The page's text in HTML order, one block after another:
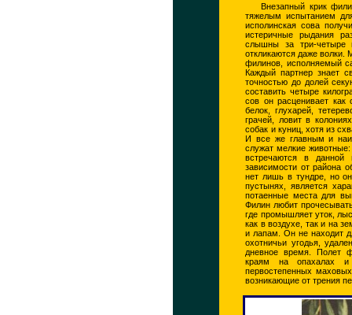
Внезапный крик
тяжелым испытанием
исполинская сова
истеричные рыдания
слышны за три-четыре
откликаются даже
филинов, исполняемый
Каждый партнер знает
точностью до долей
составить четыре
сов он расценивает как
белок, глухарей,
грачей, ловит в
собак и куниц, хотя из
И все же главным и
служат мелкие
встречаются в данной
зависимости от района
нет лишь в тундре, но
пустынях, является
потаенные места для
Филин любит
где промышляет уток,
как в воздухе, так и на
и лапам. Он не находит
охотничьи угодья,
дневное время. Полет
краям на опахалах и
первостепенных
возникающие от трения